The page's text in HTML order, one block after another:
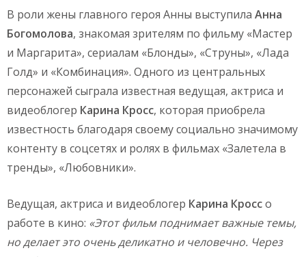
В роли жены главного героя Анны выступила Анна
Богомолова, знакомая зрителям по фильму «Мастер
и Маргарита», сериалам «Блонды», «Струны», «Лада
Голд» и «Комбинация». Одного из центральных
персонажей сыграла известная ведущая, актриса и
видеоблогер Карина Кросс, которая приобрела
известность благодаря своему социально значимому
контенту в соцсетях и ролях в фильмах «Залетела в
тренды», «Любовники».
Ведущая, актриса и видеоблогер Карина Кроссо
работе в кино: «Этот фильм поднимает важные темы,
но делает это очень деликатно и человечно. Через